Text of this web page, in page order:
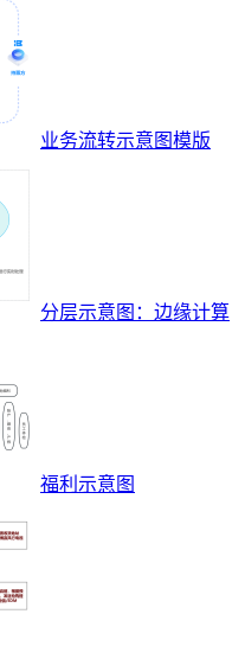
业务流转示意图模版
分层示意图：边缘计算
福利示意图